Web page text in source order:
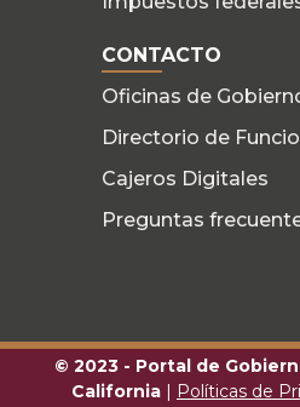
CONTACTO
Oficinas de
Directorio de
Cajeros Digitales
Preguntas
© 2023 - Portal de
California | Políticas de